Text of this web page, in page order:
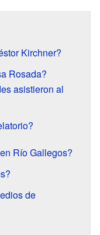
Kirchner?
Rosada?
asistieron al
Río Gallegos?
de